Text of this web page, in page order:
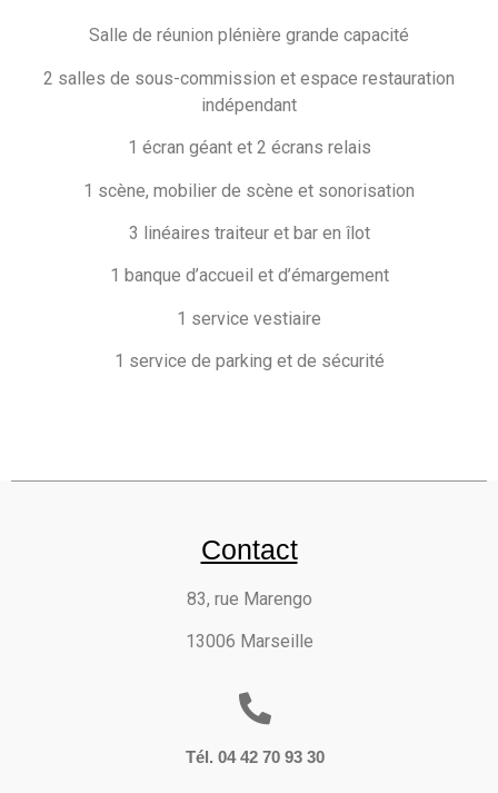
Salle de réunion plénière grande capacité
2 salles de sous-commission et espace restauration
indépendant
1 écran géant et 2 écrans relais
1 scène, mobilier de scène et sonorisation
3 linéaires traiteur et bar en îlot
1 banque d’accueil et d’émargement
1 service vestiaire
1 service de parking et de sécurité
Contact
83, rue Marengo
13006 Marseille
Tél. 04 42 70 93 30